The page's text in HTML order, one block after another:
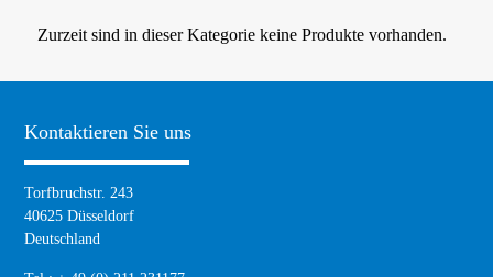
Zurzeit sind in dieser Kategorie keine Produkte vorhanden.
Kontaktieren Sie uns
Torfbruchstr. 243
40625 Düsseldorf
Deutschland